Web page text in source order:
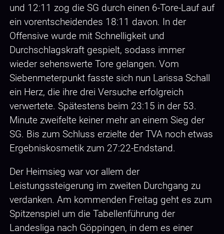
und 12:11 zog die SG durch einen 6-Tore-Lauf auf
ein vorentscheidendes 18:11 davon. In der
Offensive wurde mit Schnelligkeit und
Durchschlagskraft gespielt, sodass immer
wieder sehenswerte Tore gelangen. Vom
Siebenmeterpunkt fasste sich nun Larissa Schall
ein Herz, die ihre drei Versuche erfolgreich
verwertete. Spätestens beim 23:15 in der 53.
Minute zweifelte keiner mehr an einem Sieg der
SG. Bis zum Schluss erzielte der TVA noch etwas
Ergebniskosmetik zum 27:22-Endstand.
Der Heimsieg war vor allem der
Leistungssteigerung im zweiten Durchgang zu
verdanken. Am kommenden Freitag geht es zum
Spitzenspiel um die Tabellenführung der
Landesliga nach Göppingen, in dem es einer